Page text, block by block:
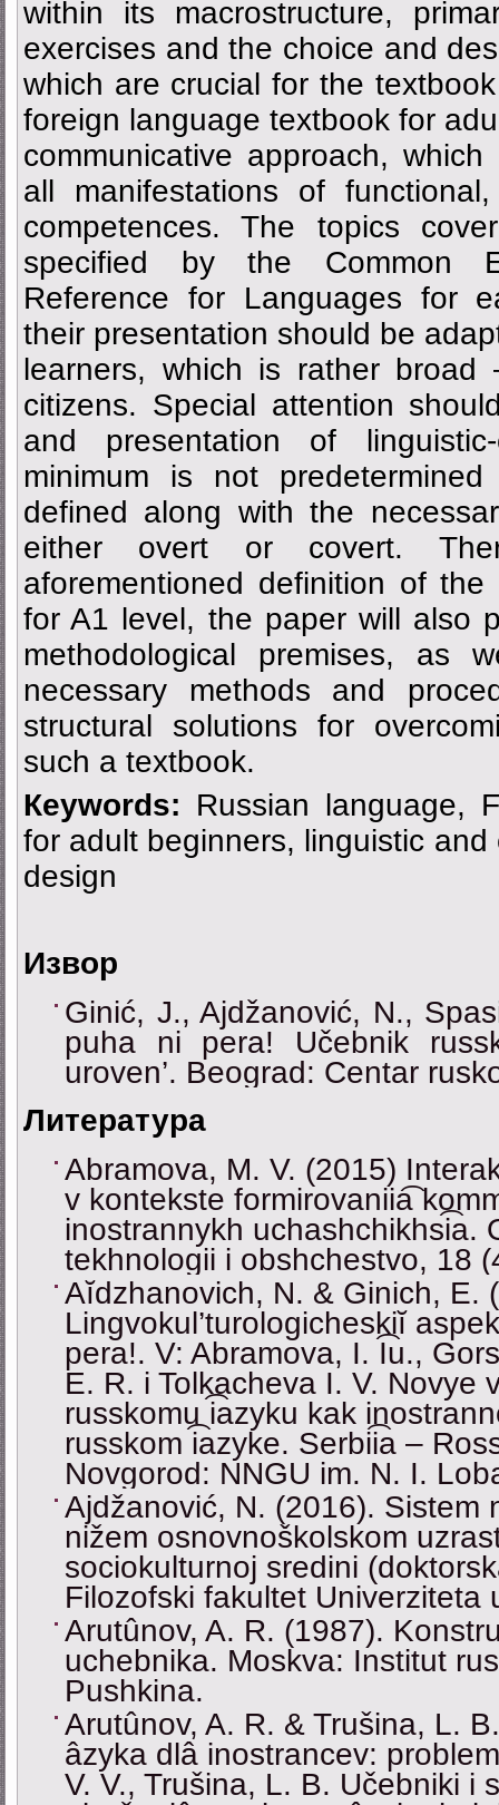
within its macrostructure,
exercises and the choice and
which are crucial for the
foreign language textbook for
communicative approach,
all manifestations of
competences. The topics
specified by the Common
Reference for Languages for
their presentation should be
learners, which is rather
citizens. Special attention
and presentation of
minimum is not
defined along with the
either overt or covert.
aforementioned definition of the
for A1 level, the paper will also
methodological premises, as
necessary methods and
structural solutions for
such a textbook.
Кeywords: Russian language,
for adult beginners, linguistic
design
Извор
Ginić, J., Ajdžanović, N.,
puha ni pera! Učebnik
uroven’. Beograd: Centar
Литература
Abramova, M. V. (2015)
v kontekste formirovaniia͡
inostrannykh uchashchikhsi͡a.
tekhnologii i obshchestvo, 18
Aĭdzhanovich, N. & Ginich, E.
Lingvokul’turologicheskiĭ
pera!. V: Abramova, I. I͡u.,
E. R. i Tolkacheva I. V. Novye
russkomu i͡azyku kak
russkom i͡azyke. Serbii͡a –
Novgorod: NNGU im. N. I.
Ajdžanović, N. (2016). Sistem
nižem osnovnoškolskom
sociokulturnoj sredini
Filozofski fakultet Univerziteta
Arutûnov, A. R. (1987).
uchebnika. Moskva: Institut
Pushkina.
Arutûnov, A. R. & Trušina, L.
âzyka dlâ inostrancev:
V. V., Trušina, L. B. Učebniki i